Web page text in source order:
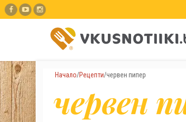
Начало/Рецепти/червен пипер
червен